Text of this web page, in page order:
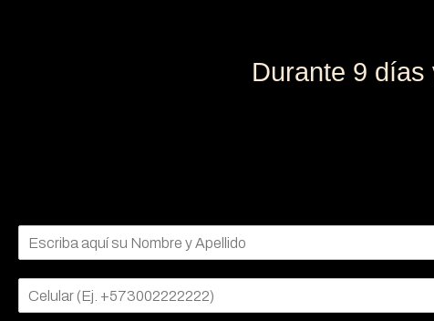
Durante 9 días